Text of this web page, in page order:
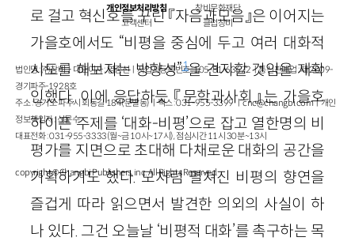
로 걸고 혁신호를 꾸린 『자음과모음』은 이어지는
가을호에서도 “비평을 중심에 두고 여러 대화적
시도를 해보자는 방향성”1을 견지할 것임을 재확
인했다. 이에 응답하듯 『문학과사회』는 가을호
하이픈 주제를 ‘대화-비평’으로 잡고 열한명의 비
평가를 지면으로 초대해 다채로운 대화의 공간을
기획하기도 했다. 모처럼 펼쳐진 비평의 향연을
즐겁게 따라 읽으면서 발견한 의외의 사실이 하
나 있다. 그건 오늘날 ‘비평적 대화’를 촉구하는 목
개인정보처리방침
고객센터
창비문화재단
클럽창비
법인명 : ㈜창비ㅣ대표이사 : 염종선ㅣ사업자등록번호 : 105-81-63672ㅣ통신판매업 : 제 2009-
경기파주-1928호
주소 : 경기도 파주시 회동길 184(문발동)ㅣ팩스 : 031-955-3399 ㅣcnc@changbi.comㅣ개인
정보책임자 : 신문수
대표전화 : 031-955-3333(월~금 10시~17시), 점심시간 11시 30분~13시
copyright © Changbi Publishers, inc. All Rights Reserved.